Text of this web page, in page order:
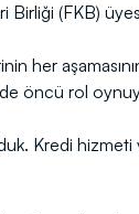
Birliği (FKB)
her
öncü rol
Kredi